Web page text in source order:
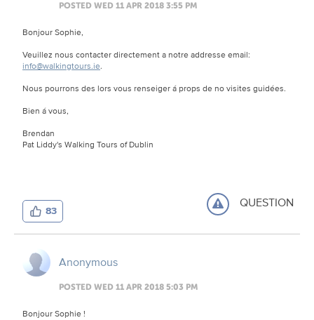
POSTED WED 11 APR 2018 3:55 PM
Bonjour Sophie,
Veuillez nous contacter directement a notre addresse email:
info@walkingtours.ie.
Nous pourrons des lors vous renseiger á props de no visites guidées.
Bien á vous,
Brendan
Pat Liddy's Walking Tours of Dublin
83 QUESTION
Anonymous
POSTED WED 11 APR 2018 5:03 PM
Bonjour Sophie !